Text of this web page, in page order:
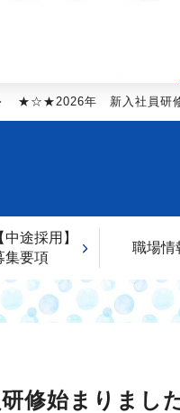
★☆★2026年 新入社員研
中途採用】
集要項
職場情
修始まりま